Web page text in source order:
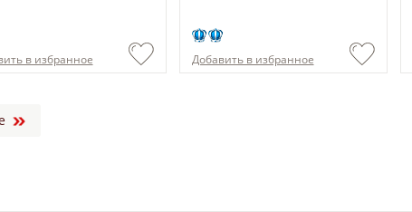
в избранное Добавить в избранное